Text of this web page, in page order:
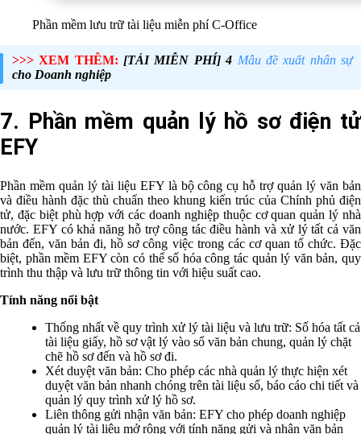
Phần mềm lưu trữ tài liệu miễn phí C-Office
>>> XEM THÊM: [TẢI MIỄN PHÍ] 4 Mẫu đề xuất nhân sự
cho Doanh nghiệp
7. Phần mềm quản lý hồ sơ điện tử
EFY
Phần mềm quản lý tài liệu EFY là bộ công cụ hỗ trợ quản lý văn bản
và điều hành đặc thù chuẩn theo khung kiến trúc của Chính phủ điện
tử, đặc biệt phù hợp với các doanh nghiệp thuộc cơ quan quản lý nhà
nước. EFY có khả năng hỗ trợ công tác điều hành và xử lý tất cả văn
bản đến, văn bản đi, hồ sơ công việc trong các cơ quan tổ chức. Đặc
biệt, phần mềm EFY còn có thể số hóa công tác quản lý văn bản, quy
trình thu thập và lưu trữ thông tin với hiệu suất cao.
Tính năng nổi bật
Thống nhất về quy trình xử lý tài liệu và lưu trữ: Số hóa tất cả
tài liệu giấy, hồ sơ vật lý vào sổ văn bản chung, quản lý chặt
chẽ hồ sơ đến và hồ sơ đi.
Xét duyệt văn bản: Cho phép các nhà quản lý thực hiện xét
duyệt văn bản nhanh chóng trên tài liệu số, báo cáo chi tiết và
quản lý quy trình xử lý hồ sơ.
Liên thông gửi nhận văn bản: EFY cho phép doanh nghiệp
quản lý tài liệu mở rộng với tính năng gửi và nhận văn bản